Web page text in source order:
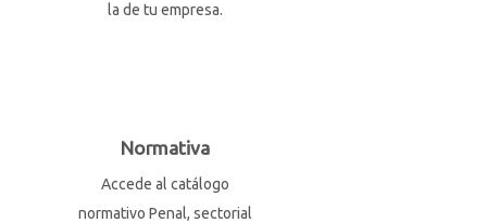
la de tu empresa.
Normativa
Accede al catálogo
normativo Penal, sectorial